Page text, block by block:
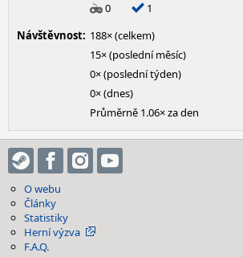
0
1
Návštěvnost: 188× (celkem)
15× (poslední měsíc)
0× (poslední týden)
0× (dnes)
Průměrně 1.06× za den
O webu
Články
Statistiky
Herní výzva
F.A.Q.